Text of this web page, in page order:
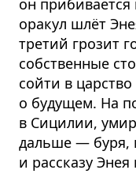
оракул шлёт
третий грозит
собственные
сойти в
о будущем. На
в Сицилии,
дальше — буря,
и рассказу Энея